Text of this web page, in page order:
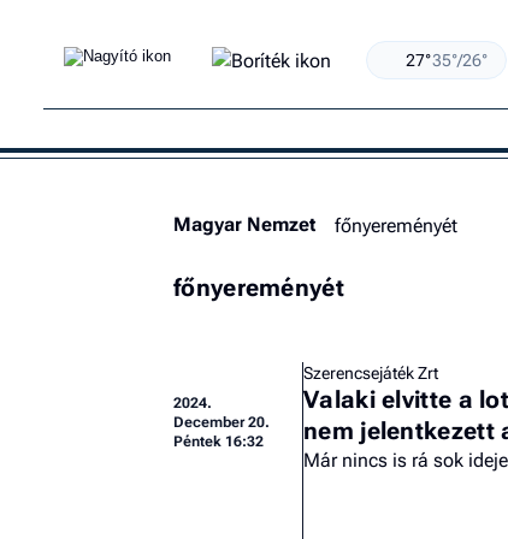
27°35°/26°
Magyar Nemzet főnyereményét
főnyereményét
2024.
December 20.
Péntek 16:32
Szerencsejáték Zrt
Valaki elvitte a
nem jelentkezett
Már nincs is rá sok